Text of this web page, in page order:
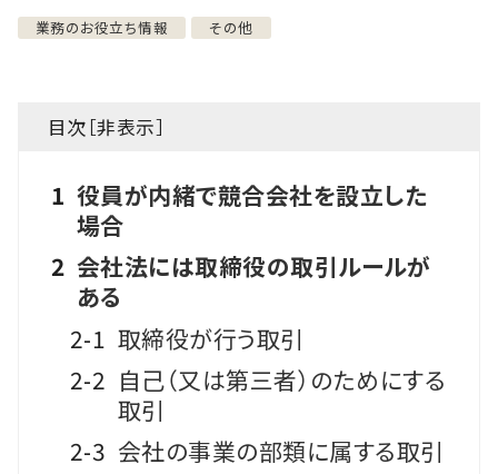
業務のお役立ち情報 その他
目次［非表示］
1 役員が内緒で競合会社を設立した
場合
2 会社法には取締役の取引ルールが
ある
2-1 取締役が行う取引
2-2 自己（又は第三者）のためにする
取引
2-3 会社の事業の部類に属する取引